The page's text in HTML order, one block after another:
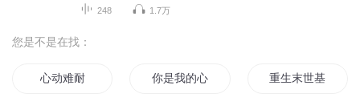
248 1.7万
您是不是在找：
心动难耐 你是我的心痒难耐 重生末世基地